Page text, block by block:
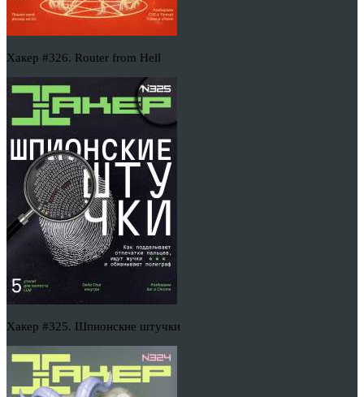
Хакер #326. Router from Hell
Хакер #325. Шпионские штучки